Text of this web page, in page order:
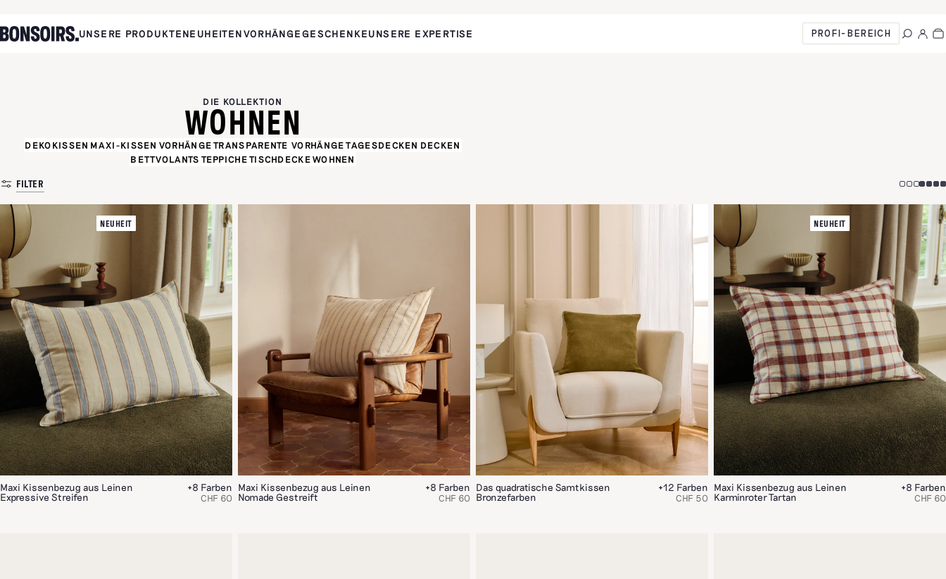
UNSERE PRODUKTENEUHEITENVORHÄNGEGESCHENKEUNSERE EXPERTISE PROFI-BEREICH
DIE KOLLEKTION
WOHNEN
DEKOKISSEN MAXI-KISSEN VORHÄNGETRANSPARENTE VORHÄNGE TAGESDECKEN DECKEN
BETTVOLANTS TEPPICHETISCHDECKEWOHNEN
FILTER
NEUHEIT
Maxi Kissenbezug aus Leinen
Expressive Streifen
+8 Farben
CHF 60
Maxi Kissenbezug aus Leinen
Nomade Gestreift
+8 Farben
CHF 60
Das quadratische Samtkissen
Bronzefarben
+12 Farben
CHF 50
NEUHEIT
Maxi Kissenbezug aus Leinen
Karminroter Tartan
+8 Farben
CHF 60